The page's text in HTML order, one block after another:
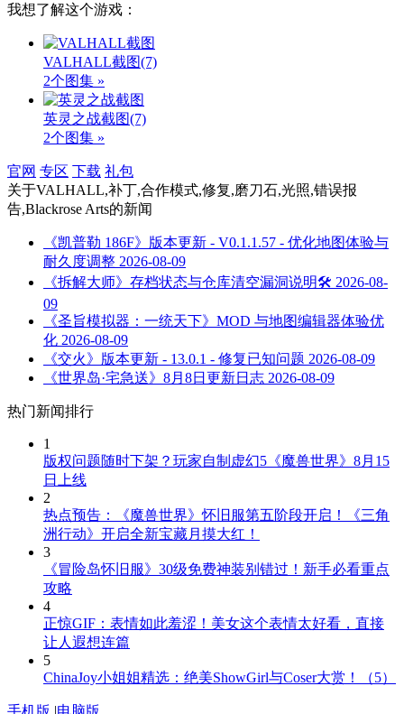
我想了解这个游戏：
VALHALL截图(7)
2个图集 »
英灵之战截图(7)
2个图集 »
官网 专区 下载 礼包
关于VALHALL,补丁,合作模式,修复,磨刀石,光照,错误报
告,Blackrose Arts的新闻
《凯普勒 186F》版本更新 - V0.1.1.57 - 优化地图体验与
耐久度调整 2026-08-09
《拆解大师》存档状态与仓库清空漏洞说明🛠️ 2026-08-
09
《圣旨模拟器：一统天下》MOD 与地图编辑器体验优
化 2026-08-09
《交火》版本更新 - 13.0.1 - 修复已知问题 2026-08-09
《世界岛·宅急送》8月8日更新日志 2026-08-09
热门新闻排行
1
版权问题随时下架？玩家自制虚幻5《魔兽世界》8月15
日上线
2
热点预告：《魔兽世界》怀旧服第五阶段开启！《三角
洲行动》开启全新宝藏月摸大红！
3
《冒险岛怀旧服》30级免费神装别错过！新手必看重点
攻略
4
正惊GIF：表情如此羞涩！美女这个表情太好看，直接
让人遐想连篇
5
ChinaJoy小姐姐精选：绝美ShowGirl与Coser大赏！（5）
手机版 |电脑版